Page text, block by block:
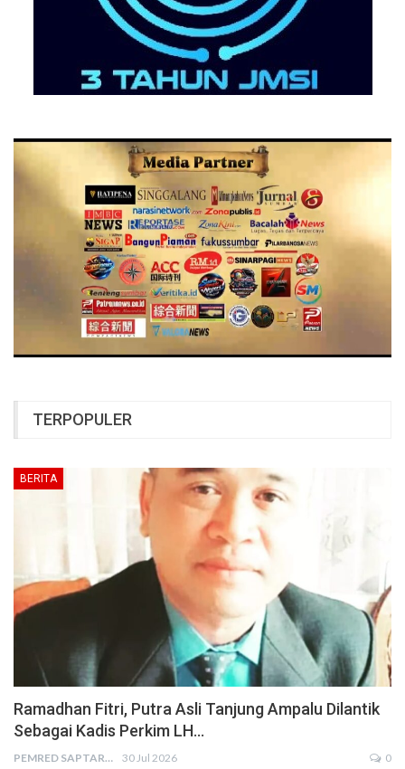
TERPOPULER
BERITA
Ramadhan Fitri, Putra Asli Tanjung Ampalu Dilantik
Sebagai Kadis Perkim LH…
PEMRED SAPTARIUS 30 Jul 2026 0